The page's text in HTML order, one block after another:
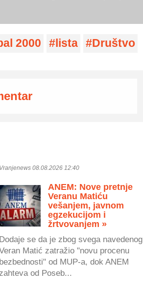
2000 lista Društvo
Vranjenews 08.08.2026 12:40
ANEM: Nove pretnje
Veranu Matiću
vešanjem, javnom
egzekucijom i
žrtvovanjem »
Dodaje se da je zbog svega navedenog
Matić zatražio "novu procenu
bezbednosti" od MUP-a, dok ANEM
zahteva od Poseb...